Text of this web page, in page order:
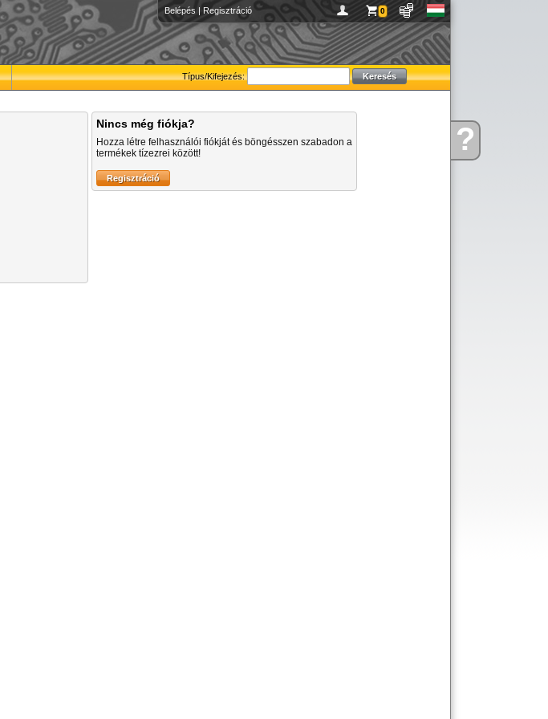
Kérdése?
Belépés | Regisztráció 0
Típus/Kifejezés:
Nincs még fiókja?
Hozza létre felhasználói fiókját és böngésszen szabadon a
termékek tízezrei között!